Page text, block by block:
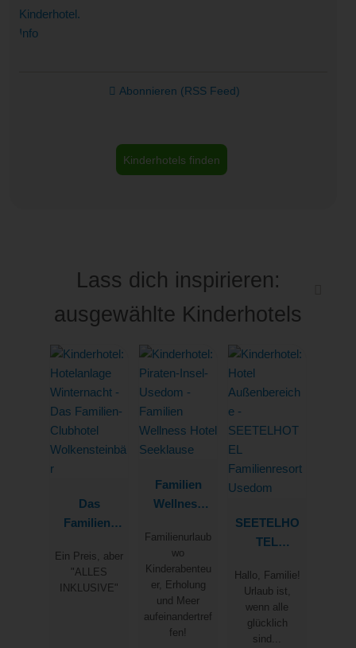
Abonnieren (RSS Feed)
Kinderhotels finden
Lass dich inspirieren:
ausgewählte Kinderhotels
Das
Familien-
Wolkenstein
bär
Ein Preis, aber
"ALLES
INKLUSIVE"
Familien
Wellness
Seeklause
Familienurlaub
wo
Kinderabenteu
er, Erholung
und Meer
aufeinandertref
fen!
SEETELHO
TEL
ort Usedom
Hallo, Familie!
Urlaub ist,
wenn alle
glücklich
sind...